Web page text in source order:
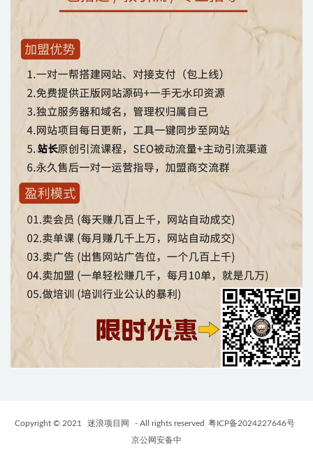
Copyright © 2021 迷浪项目网 - All rights reserved 粤ICP备2024227646号
京公网安备中